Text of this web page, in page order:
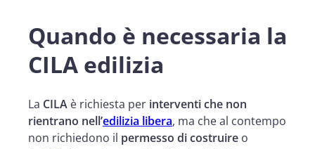
Quando è necessaria la
CILA edilizia
La CILA è richiesta per interventi che non
rientrano nell’edilizia libera, ma che al contempo
non richiedono il permesso di costruire o